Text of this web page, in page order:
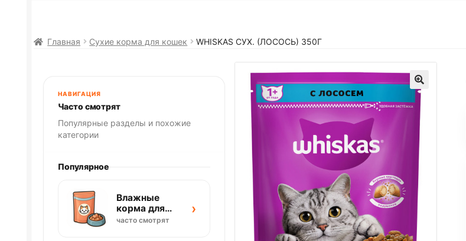
Главная Сухие корма для кошек WHISKAS СУХ. (ЛОСОСЬ) 350Г
НАВИГАЦИЯ
Часто смотрят
Популярные разделы и похожие
категории
Популярное
Влажные
корма для
кошек
часто смотрят
›